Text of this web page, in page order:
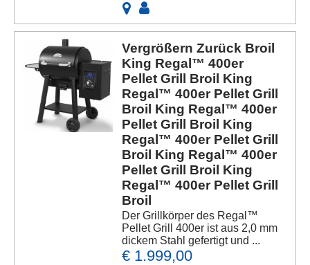
Vergrößern Zurück Broil
King Regal™ 400er
Pellet Grill Broil King
Regal™ 400er Pellet Grill
Broil King Regal™ 400er
Pellet Grill Broil King
Regal™ 400er Pellet Grill
Broil King Regal™ 400er
Pellet Grill Broil King
Regal™ 400er Pellet Grill
Broil
Der Grillkörper des Regal™
Pellet Grill 400er ist aus 2,0 mm
dickem Stahl gefertigt und ...
€ 1.999,00